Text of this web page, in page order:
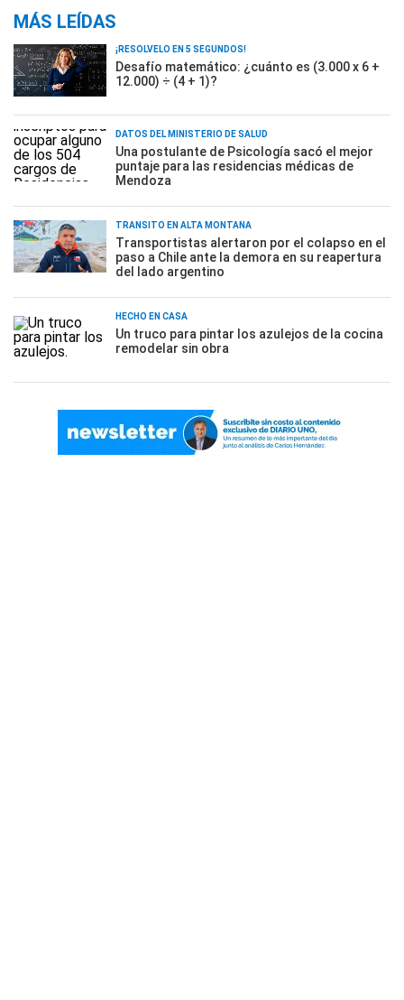
MÁS LEÍDAS
¡RESOLVELO EN 5 SEGUNDOS!
Desafío matemático: ¿cuánto es (3.000 x 6 +
12.000) ÷ (4 + 1)?
DATOS DEL MINISTERIO DE SALUD
Una postulante de Psicología sacó el mejor
puntaje para las residencias médicas de
Mendoza
TRÁNSITO EN ALTA MONTAÑA
Transportistas alertaron por el colapso en el
paso a Chile ante la demora en su reapertura
del lado argentino
HECHO EN CASA
Un truco para pintar los azulejos de la cocina
remodelar sin obra